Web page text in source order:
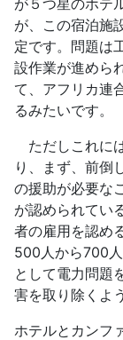
が５つ星のホテ
が、この宿泊施
定です。問題は
設作業が進めら
て、アフリカ連
るみたいです。
ただしこれに
り、まず、前倒
の援助が必要な
が認められてい
者の雇用を認め
500人から700
として電力問題
害を取り除くよ
ホテルとカンフ